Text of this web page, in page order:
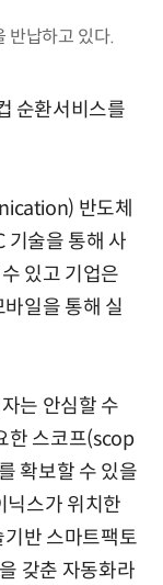
반납하고 있다.
순환서비스를
반도체
기술을 통해 사
있고 기업은
일을 통해 실
는 안심할 수
한 스코프(scop
확보할 수 있을
닉스가 위치한
반 스마트팩토
갖춘 자동화라